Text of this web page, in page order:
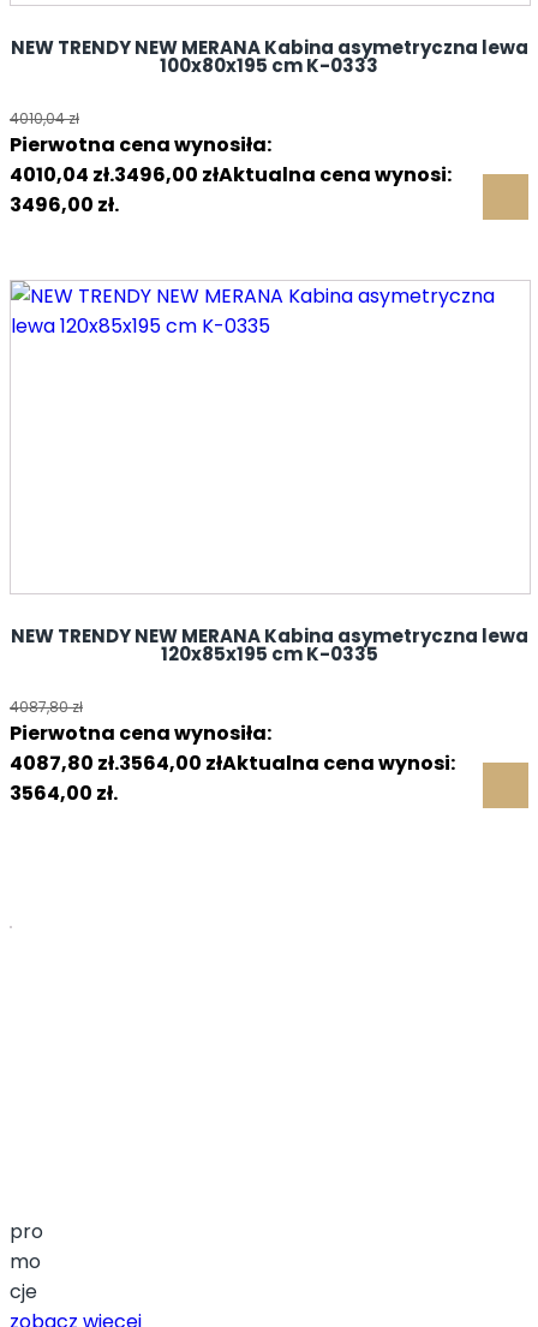
NEW TRENDY NEW MERANA Kabina asymetryczna lewa
100x80x195 cm K-0333
4010,04zł
Pierwotna cena wynosiła:
4010,04 zł.3496,00 złAktualna cena wynosi:
3496,00 zł.
NEW TRENDY NEW MERANA Kabina asymetryczna lewa
120x85x195 cm K-0335
4087,80zł
Pierwotna cena wynosiła:
4087,80 zł.3564,00 złAktualna cena wynosi:
3564,00 zł.
pro
mo
cje
zobacz więcej